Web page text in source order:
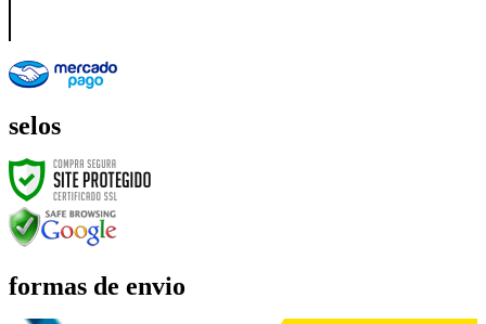
selos
formas de envio